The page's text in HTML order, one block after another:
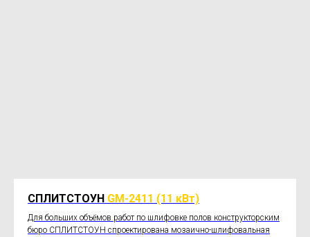
СПЛИТСТОУН GM-2411 (11 кВт)
Для больших объёмов работ по шлифовке полов конструкторским
бюро СПЛИТСТОУН спроектирована мозаично-шлифовальная